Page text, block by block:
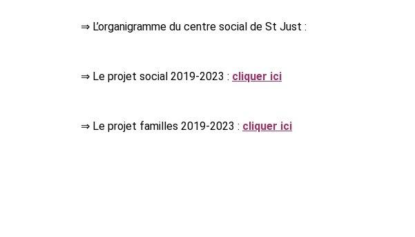
⇒ L’organigramme du centre social de St Just :
⇒ Le projet social 2019-2023 : cliquer ici
⇒ Le projet familles 2019-2023 : cliquer ici